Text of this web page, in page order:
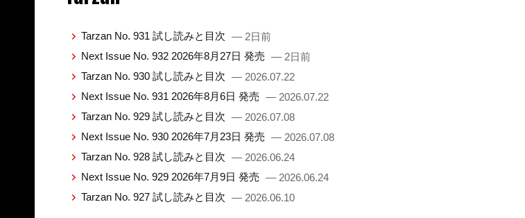
Tarzan No. 931 試し読みと目次 — 2日前
Next Issue No. 932 2026年8月27日 発売 — 2日前
Tarzan No. 930 試し読みと目次 — 2026.07.22
Next Issue No. 931 2026年8月6日 発売 — 2026.07.22
Tarzan No. 929 試し読みと目次 — 2026.07.08
Next Issue No. 930 2026年7月23日 発売 — 2026.07.08
Tarzan No. 928 試し読みと目次 — 2026.06.24
Next Issue No. 929 2026年7月9日 発売 — 2026.06.24
Tarzan No. 927 試し読みと目次 — 2026.06.10